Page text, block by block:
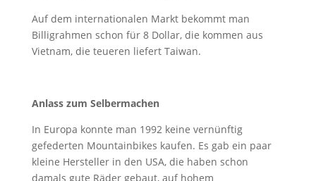
Auf dem internationalen Markt bekommt man
Billigrahmen schon für 8 Dollar, die kommen aus
Vietnam, die teueren liefert Taiwan.
Anlass zum Selbermachen
In Europa konnte man 1992 keine vernünftig
gefederten Mountainbikes kaufen. Es gab ein paar
kleine Hersteller in den USA, die haben schon
damals gute Räder gebaut, auf hohem